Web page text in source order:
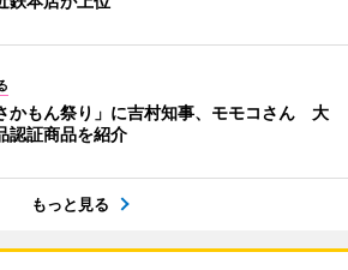
かもん祭り」に吉村知事、モモコさん 大
認証商品を紹介
もっと見る